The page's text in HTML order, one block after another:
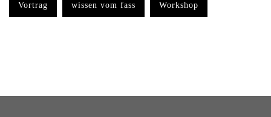
Vortrag wissen vom fass Workshop